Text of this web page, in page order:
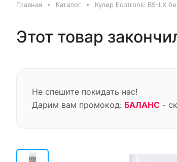
Главная Каталог Кулер Ecotronic B5-LX
Этот товар
Не спешите покидать нас!
Дарим вам промокод: БАЛАНС -